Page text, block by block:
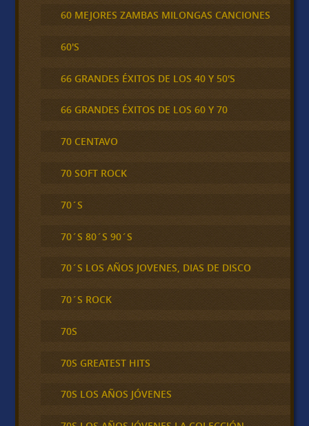
60 MEJORES ZAMBAS MILONGAS CANCIONES
60'S
66 GRANDES ÉXITOS DE LOS 40 Y 50'S
66 GRANDES ÉXITOS DE LOS 60 Y 70
70 CENTAVO
70 SOFT ROCK
70´S
70´S 80´S 90´S
70´S LOS AÑOS JOVENES, DIAS DE DISCO
70´S ROCK
70S
70S GREATEST HITS
70S LOS AÑOS JÓVENES